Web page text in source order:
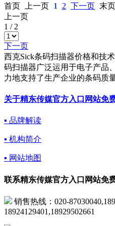
首页
上一页 1 2 下一页 末页
上一页
1 / 2
下一页
西克Sick条码扫描器价格和技
码扫描器广泛运用于电子产品
力地支持了生产企业的条码质量
关于精东传媒官方入口网站免
▪ 品牌解读
▪ 机构简介
▪ 网站地图
联系精东传媒官方入口网站免
销售热线：020-
18924129401,18929502661